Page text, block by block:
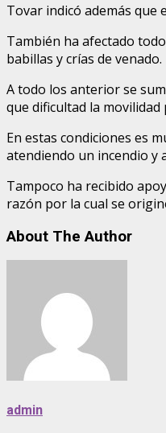
Tovar indicó además que
También ha afectado
babillas y crías de venado.
A todo los anterior se
que dificultad la
En estas condiciones es
atendiendo un incendio y
Tampoco ha recibido
razón por la cual se
About The Author
admin